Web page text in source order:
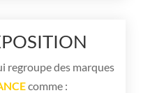
regroupe des marques
comme :